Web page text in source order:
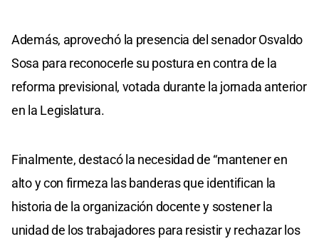
Además, aprovechó la presencia del senador Osvaldo
Sosa para reconocerle su postura en contra de la
reforma previsional, votada durante la jornada anterior
en la Legislatura.
Finalmente, destacó la necesidad de “mantener en
alto y con firmeza las banderas que identifican la
historia de la organización docente y sostener la
unidad de los trabajadores para resistir y rechazar los